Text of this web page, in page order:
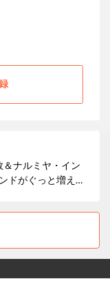
ナルミヤ・イン
ドがぐっと増えま